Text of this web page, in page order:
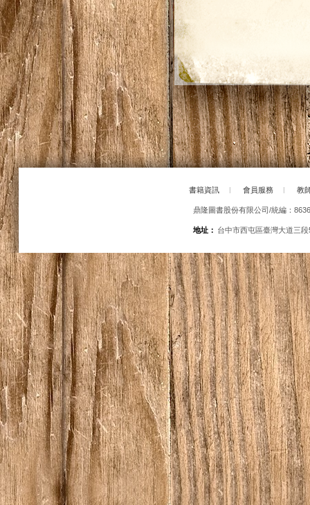
書籍資訊 | 會員服務 | 教
鼎隆圖書股份有限公司/統編：
地址： 台中市西屯區臺灣大道三